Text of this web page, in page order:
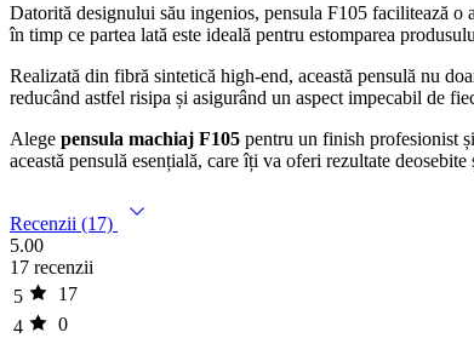
Datorită designului său ingenios, pensula F105 facilitează
în timp ce partea lată este ideală pentru estomparea
Realizată din fibră sintetică high-end, această pensulă nu
reducând astfel risipa și asigurând un aspect impecabil de
Alege pensula machiaj F105 pentru un finish profesionist
această pensulă esențială, care îți va oferi rezultate
Recenzii (17)
5.00
17 recenzii
5
17
4
0